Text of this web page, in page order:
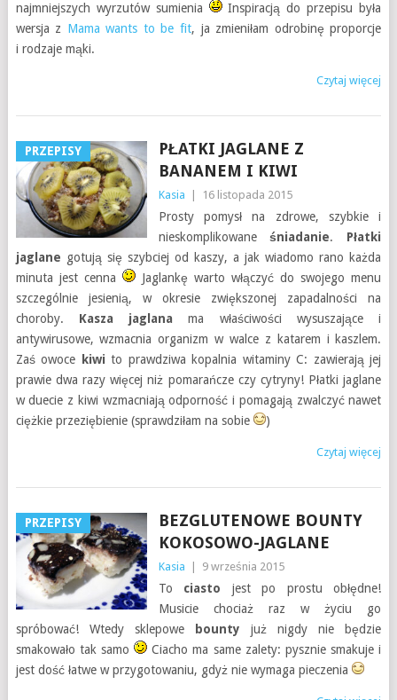
najmniejszych wyrzutów sumienia
Inspiracją do przepisu była
wersja z Mama wants to be fit, ja zmieniłam odrobinę proporcje
i rodzaje mąki.
Czytaj więcej
PRZEPISY
PŁATKI JAGLANE Z
BANANEM I KIWI
Kasia 16 listopada 2015
Prosty pomysł na zdrowe, szybkie i
nieskomplikowaneśniadanie. Płatki
jaglane gotują się szybciej od kaszy, a jak wiadomo rano każda
minuta jest cenna
Jaglankę warto włączyć do swojego menu
szczególnie jesienią, w okresie zwiększonej zapadalności na
choroby. Kasza jaglana ma właściwości wysuszające i
antywirusowe, wzmacnia organizm w walce z katarem i kaszlem.
Zaś owoce
kiwi to prawdziwa kopalnia witaminy C: zawierają jej
prawie dwa razy więcej niż pomarańcze czy cytryny! Płatki jaglane
w duecie z kiwi wzmacniają odporność i pomagają zwalczyć nawet
ciężkie przeziębienie (sprawdziłam na sobie
)
Czytaj więcej
PRZEPISY
BEZGLUTENOWE BOUNTY
KOKOSOWO-JAGLANE
Kasia 9 września 2015
To ciasto jest po prostu obłędne!
Musicie chociaż raz w życiu go
spróbować! Wtedy sklepowe
bounty już nigdy nie będzie
smakowało tak samo
Ciacho ma same zalety: pysznie smakuje i
jest dość łatwe w przygotowaniu, gdyż nie wymaga pieczenia